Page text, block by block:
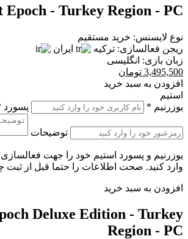
Epoch - Turkey Region - PC
نوع لایسنس: خرید مستقیم
ریجن فعالسازی: ترکیه
ایران
زبان بازی: انگلیسی
3,495,500 تومان
افزودن به سبد خرید
استیم
یوزرنیم * پسورد
توضیحات
یوزرنیم و پسورد استیم خود را جهت
وارد کنید. صحت اطلاعات را حتما قبل از ثبت
افزودن به سبد خرید
Deluxe Edition - Turkey
Region - PC